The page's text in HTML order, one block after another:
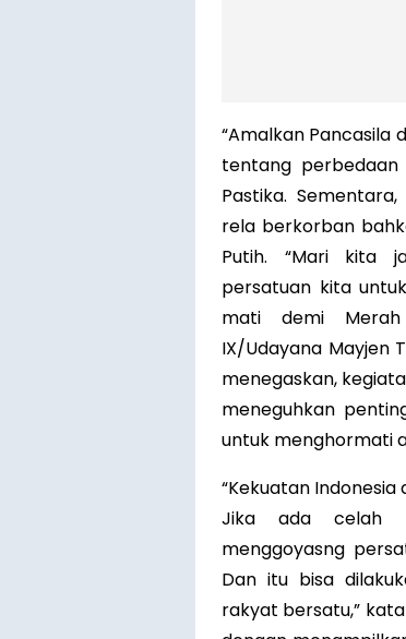
“Amalkan Pancasila
tentang
Pastika.
rela berkorban
Putih. “Mari kita
persatuan kita
mati demi Merah
IX/Udayana Mayjen
menegaskan,
meneguhkan
untuk menghormati
“Kekuatan
Jika ada celah
menggoyasng
Dan itu bisa
rakyat bersatu,”